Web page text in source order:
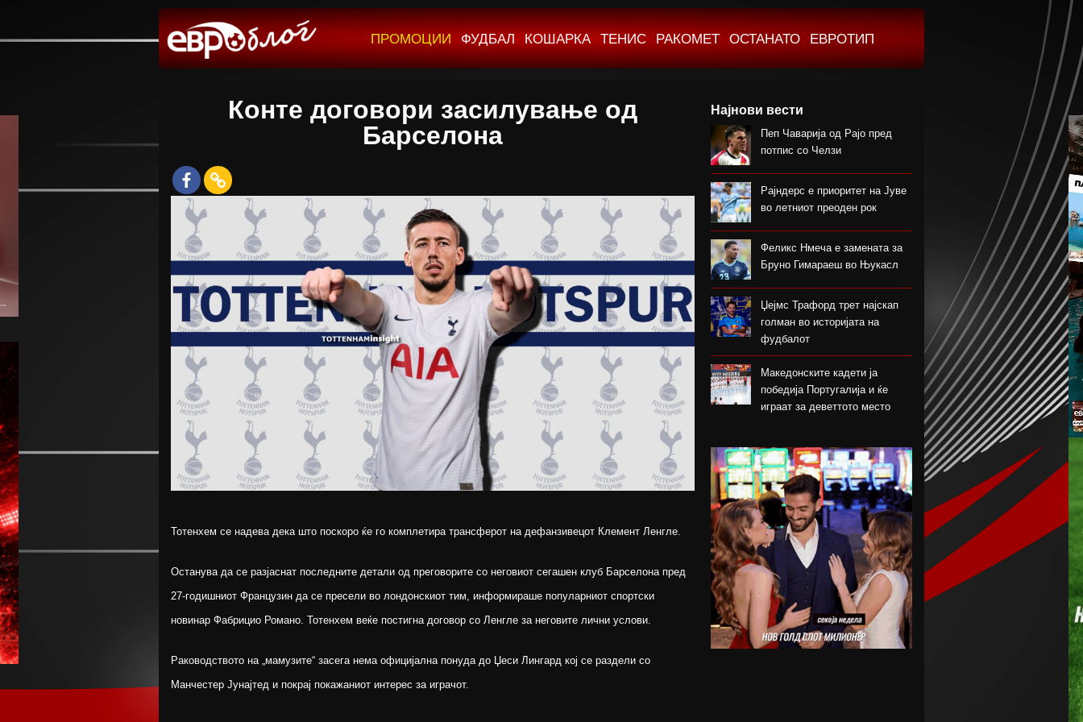
ПРОМОЦИИ ФУДБАЛ КОШАРКА ТЕНИС РАКОМЕТ ОСТАНАТО ЕВРОТИП
Конте договори засилување од
Барселона
Тотенхем се надева дека што поскоро ќе го комплетира трансферот на дефанзивецот Клемент Ленгле.
Останува да се разјаснат последните детали од преговорите со неговиот сегашен клуб Барселона пред
27-годишниот Французин да се пресели во лондонскиот тим, информираше популарниот спортски
новинар Фабрицио Романо. Тотенхем веќе постигна договор со Ленгле за неговите лични услови.
Раководството на „мамузите“ засега нема официјална понуда до Џеси Лингард кој се раздели со
Манчестер Јунајтед и покрај покажаниот интерес за играчот.
Најнови вести
Пеп Чаварија од Рајо пред
потпис со Челзи
Рајндерс е приоритет на Јуве
во летниот преоден рок
Феликс Нмеча е замената за
Бруно Гимараеш во Њукасл
Џејмс Трафорд трет најскап
голман во историјата на
фудбалот
Македонските кадети ја
победија Португалија и ќе
играат за деветтото место
со младински
репрезентативец
Магнес Аклиуш официјално
претставен во Париз
Мики ван де Вен се согласи
на нов договор со Тотенхем
Лина Ѓорческа го заврши
настапот во Лајпциг